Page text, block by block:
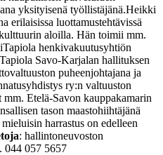
yksityisenä työllistäjänä.Heikki
erilaisissa luottamustehtävissä
aloilla. Hän toimii mm.
henkivakuutusyhtiön
Savo-Karjalan hallituksen
puheenjohtajana ja
ry:n valtuuston
Etelä-Savon kauppakamarin
tason maastohiihtäjänä
harrastus on edelleen
: hallintoneuvoston
044 057 5657